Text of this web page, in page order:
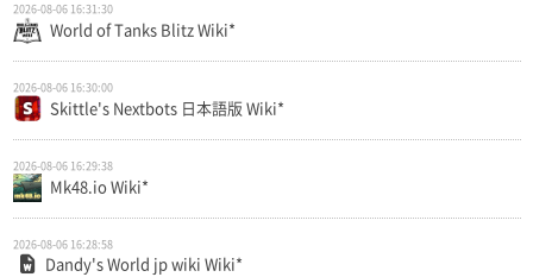
2026-08-06 16:31:30
World of Tanks Blitz Wiki*
2026-08-06 16:30:00
Skittle's Nextbots 日本語版 Wiki*
2026-08-06 16:29:38
Mk48.io Wiki*
2026-08-06 16:28:58
Dandy's World jp wiki Wiki*